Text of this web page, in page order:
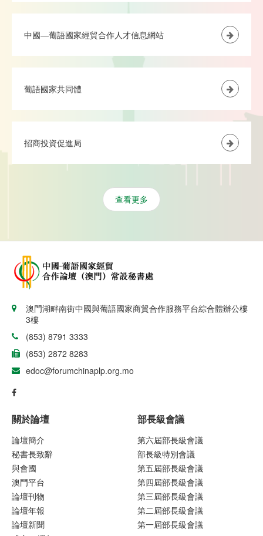
中國—葡語國家經貿合作人才信息網站
葡語國家共同體
招商投資促進局
查看更多
澳門湖畔南街中國與葡語國家商貿合作服務平台綜合體辦公樓
3樓
(853) 8791 3333
(853) 2872 8283
edoc@forumchinaplp.org.mo
關於論壇
論壇簡介
秘書長致辭
與會國
澳門平台
論壇刊物
論壇年報
論壇新聞
部長級會議
第六屆部長級會議
部長級特別會議
第五屆部長級會議
第四屆部長級會議
第三屆部長級會議
第二屆部長級會議
第一屆部長級會議